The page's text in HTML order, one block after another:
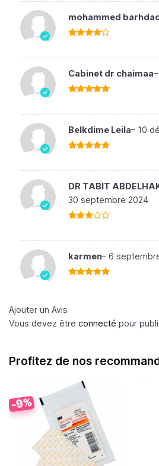
mohammed
Cabinet dr chaimaa–
Belkdime Leila– 10
DR TABIT
30 septembre 2024
karmen– 6
Ajouter un Avis
Vous devez être connecté pour
Profitez de nos
-9%